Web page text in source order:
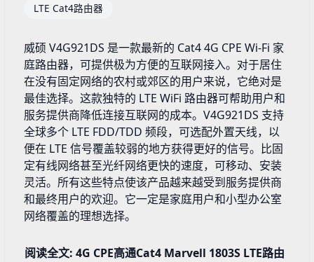
LTE Cat4路由器
威硕 V4G921DS 是一款最新的 Cat4 4G CPE Wi-Fi 家
庭路由器，可提供极为方便的互联网接入。对于居住
在没有固定网络的农村或郊区的用户来说，它绝对是
最佳选择。这款独特的 LTE WiFi 路由器可帮助用户和
服务提供商降低连接互联网的成本。V4G921DS 支持
全球多个 LTE FDD/TDD 频段，可选配外置天线，以
便在 LTE 信号覆盖较弱的地方获得更好的信号。比固
定有线网络甚至光纤网络更快的速度，可移动、安装
灵活。所有这些特点使该产品越来越受到服务提供商
和最终用户的欢迎。它一定是家庭用户和小型办公室
网络覆盖的理想选择。
阅读全文: 4G CPE高通Cat4 Marvell 1803S LTE路由